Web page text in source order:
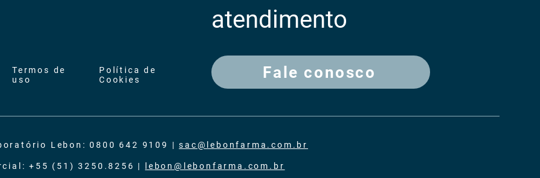
atendimento
Termos de
uso
Política de
Cookies
Fale conosco
Lebon: 0800 642 9109 |sac@lebonfarma.com.br
+55 (51) 3250.8256 | lebon@lebonfarma.com.br